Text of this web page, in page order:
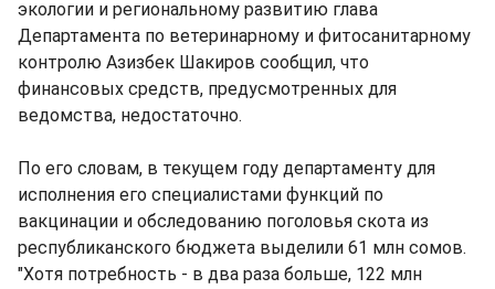
экологии и региональному развитию глава
Департамента по ветеринарному и фитосанитарному
контролю Азизбек Шакиров сообщил, что
финансовых средств, предусмотренных для
ведомства, недостаточно.
По его словам, в текущем году департаменту для
исполнения его специалистами функций по
вакцинации и обследованию поголовья скота из
республиканского бюджета выделили 61 млн сомов.
"Хотя потребность - в два раза больше, 122 млн